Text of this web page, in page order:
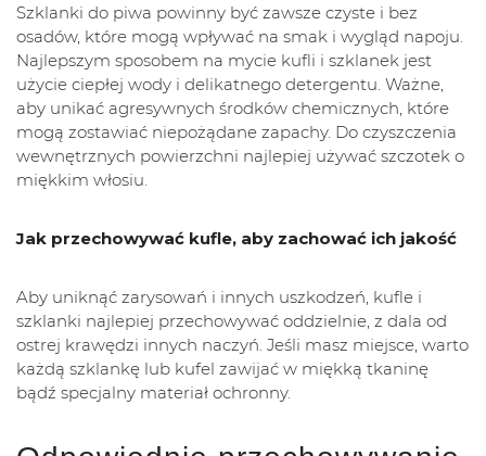
Szklanki do piwa powinny być zawsze czyste i bez
osadów, które mogą wpływać na smak i wygląd napoju.
Najlepszym sposobem na mycie kufli i szklanek jest
użycie ciepłej wody i delikatnego detergentu. Ważne,
aby unikać agresywnych środków chemicznych, które
mogą zostawiać niepożądane zapachy. Do czyszczenia
wewnętrznych powierzchni najlepiej używać szczotek o
miękkim włosiu.
Jak przechowywać kufle, aby zachować ich jakość
Aby uniknąć zarysowań i innych uszkodzeń, kufle i
szklanki najlepiej przechowywać oddzielnie, z dala od
ostrej krawędzi innych naczyń. Jeśli masz miejsce, warto
każdą szklankę lub kufel zawijać w miękką tkaninę
bądź specjalny materiał ochronny.